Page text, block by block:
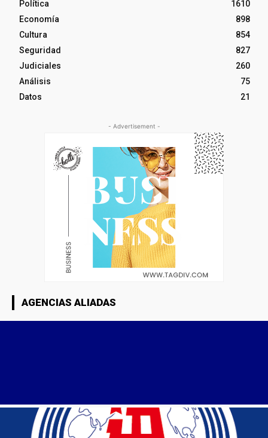
Política
1610
Economía
898
Cultura
854
Seguridad
827
Judiciales
260
Análisis
75
Datos
21
- Advertisement -
AGENCIAS ALIADAS